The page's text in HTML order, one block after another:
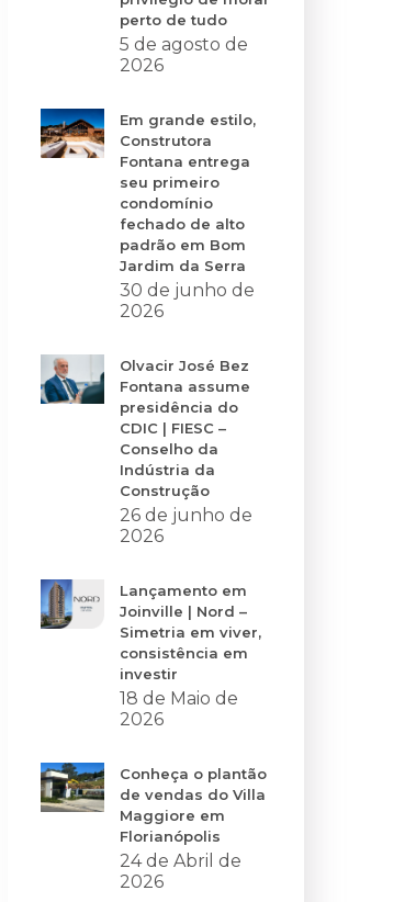
perto de tudo
5 de agosto de
2026
Em grande estilo,
Construtora
Fontana entrega
seu primeiro
condomínio
fechado de alto
padrão em Bom
Jardim da Serra
30 de junho de
2026
Olvacir José Bez
Fontana assume
presidência do
CDIC | FIESC –
Conselho da
Indústria da
Construção
26 de junho de
2026
Lançamento em
Joinville | Nord –
Simetria em viver,
consistência em
investir
18 de Maio de
2026
Conheça o plantão
de vendas do Villa
Maggiore em
Florianópolis
24 de Abril de
2026